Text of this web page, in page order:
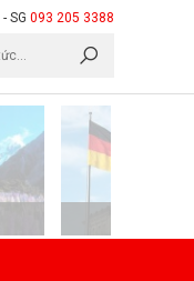
- SG 093 205 3388